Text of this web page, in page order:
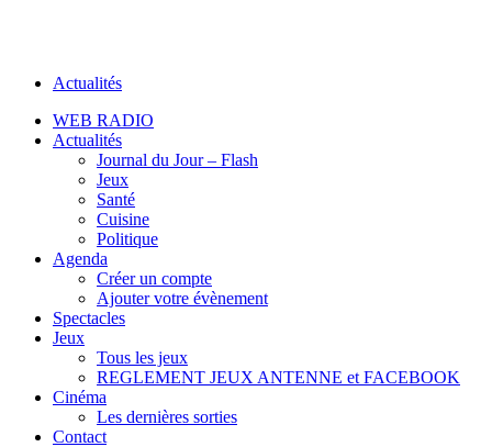
Actualités
WEB RADIO
Actualités
Journal du Jour – Flash
Jeux
Santé
Cuisine
Politique
Agenda
Créer un compte
Ajouter votre évènement
Spectacles
Jeux
Tous les jeux
REGLEMENT JEUX ANTENNE et FACEBOOK
Cinéma
Les dernières sorties
Contact